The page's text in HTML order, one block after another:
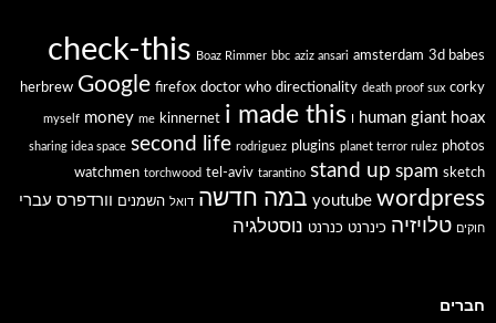
3d babes
amsterdam
aziz ansari
bbc
Boaz Rimmer
check-this
corky
death proof sux
directionality
doctor who
firefox
Google
herbrew
hoax
human giant
i made this
kinnernet
me
money
myself
photos
planet terror rulez
plugins
rodriguez
second life
sharing idea space
sketch
spam
stand up
tarantino
tel-aviv
torchwood
watchmen
wordpress
youtube במה חדשה דואל השמנים וורדפרס עברי
חוקים טלויזיה כינרנט כנרנט נוסטלגיה
חברים